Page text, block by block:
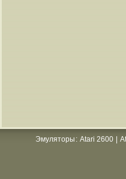
Эмуляторы : Atari 2600